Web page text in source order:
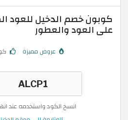
على العود والعطور
عروض مميزة
انسخ الكود واستخدمه عند